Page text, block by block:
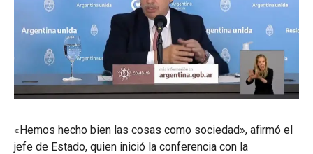
«Hemos hecho bien las cosas como sociedad», afirmó el
jefe de Estado, quien inició la conferencia con la